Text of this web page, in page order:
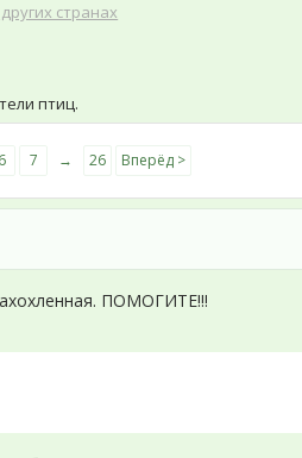
странах
птиц.
6 7 → 26 Вперёд >
ПОМОГИТЕ!!!